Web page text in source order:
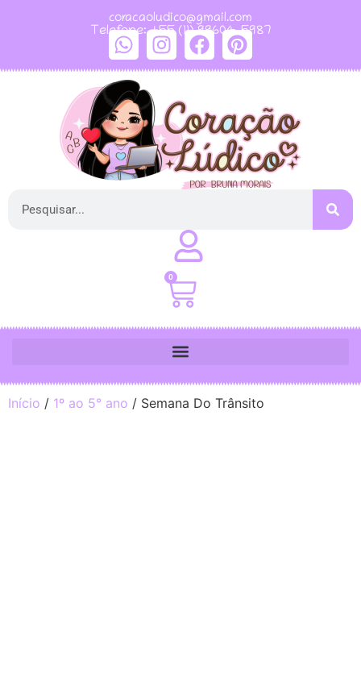
coracaoludico@gmail.com
Telefone: +55 (11) 99604-5987
0
Início / 1º ao 5° ano / Semana Do Trânsito